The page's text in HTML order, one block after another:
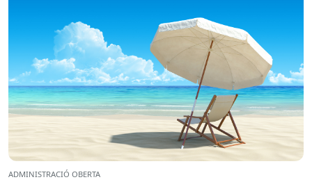
ADMINISTRACIÓ OBERTA